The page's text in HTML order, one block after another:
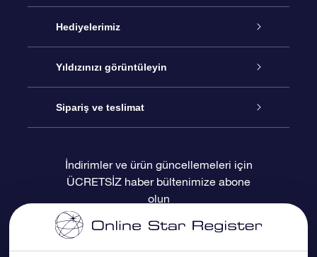
Hizmet
İletişim
Blogu
Değerlendirmeler
Hediyelerimiz
Çevrimiçi Yıldız Hediyesi
OSR Hediye Paketi
OSR Hediye Kartı
Kurumsal hediyeler
Yıldızınızı görüntüleyin
Star Register
Kişiselleştirilmiş Yıldız Sayfası
Bir Milyon Yıldız
Sipariş ve teslimat
Ödeme bilgileri
Sevkiyat bilgileri
İndirimler ve ürün güncellemeleri için
ÜCRETSİZ haber bültenimize abone
olun